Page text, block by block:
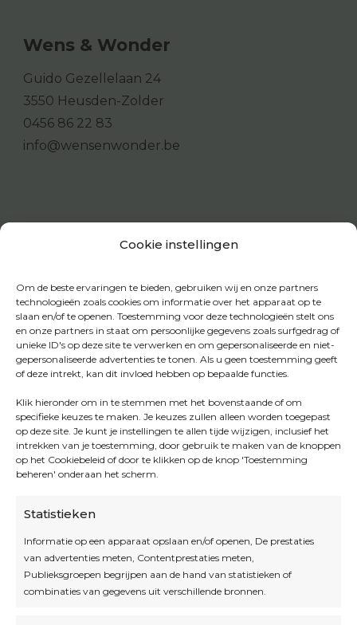
Cookie instellingen
Om de beste ervaringen te bieden, gebruiken wij en onze partners
technologieën zoals cookies om informatie over het apparaat op te
slaan en/of te openen. Toestemming voor deze technologieën stelt ons
en onze partners in staat om persoonlijke gegevens zoals surfgedrag of
unieke ID's op deze site te verwerken en om gepersonaliseerde en niet-
gepersonaliseerde advertenties te tonen. Als u geen toestemming geeft
of deze intrekt, kan dit invloed hebben op bepaalde functies.
Klik hieronder om in te stemmen met het bovenstaande of om
specifieke keuzes te maken. Je keuzes zullen alleen worden toegepast
op deze site. Je kunt je instellingen te allen tijde wijzigen, inclusief het
intrekken van je toestemming, door gebruik te maken van de knoppen
op het Cookiebeleid of door te klikken op de knop 'Toestemming
beheren' onderaan het scherm.
Statistieken
Informatie op een apparaat opslaan en/of openen, De prestaties
van advertenties meten, Contentprestaties meten,
Publieksgroepen begrijpen aan de hand van statistieken of
combinaties van gegevens uit verschillende bronnen.
Wens & Wonder
Guido Gezellelaan 24
3550 Heusden-Zolder
0456 86 22 83
info@wensenwonder.be
Openingsuren